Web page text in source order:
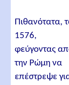
Πιθανότατα,
1576,
φεύγοντας
την Ρώμη να
επέστρεψε